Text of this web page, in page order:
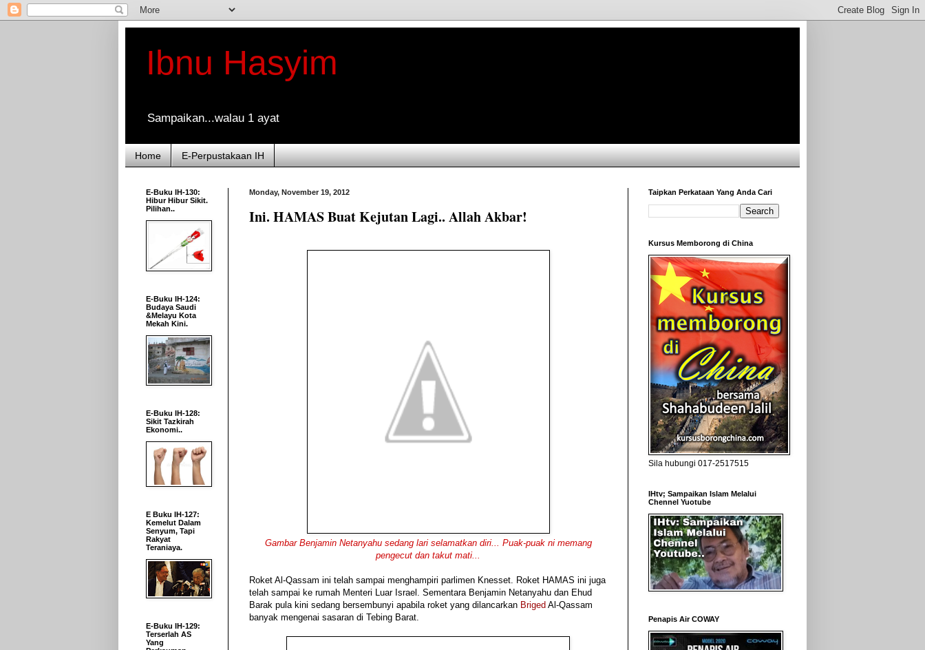
Ibnu Hasyim
Sampaikan...walau 1 ayat
Home E-Perpustakaan IH
Monday, November 19, 2012
Ini. HAMAS Buat Kejutan Lagi.. Allah Akbar!
Gambar Benjamin Netanyahu sedang lari selamatkan diri... Puak-puak nimemang
pengecut dan takut mati...
Roket Al-Qassam ini telah sampai menghampiri parlimen Knesset. Roket HAMAS ini juga
telah sampai ke rumah Menteri Luar Israel. Sementara Benjamin Netanyahu dan Ehud
Barak pula kini sedang bersembunyi apabila roket yang dilancarkan Briged Al-Qassam
banyak mengenai sasaran di Tebing Barat.
E-Buku IH-130:
Hibur Hibur Sikit.
Pilihan..
E-Buku IH-124:
Budaya Saudi
&Melayu Kota
Mekah Kini.
E-Buku IH-128:
Sikit Tazkirah
Ekonomi..
E Buku IH-127:
Kemelut Dalam
Senyum, Tapi
Rakyat
Teraniaya.
E-Buku IH-129:
Terserlah AS
Yang
Taipkan Perkataan Yang Anda Cari
Kursus Memborong di China
Sila hubungi 017-2517515
IHtv; Sampaikan Islam Melalui
Chennel Yuotube
Penapis Air COWAY